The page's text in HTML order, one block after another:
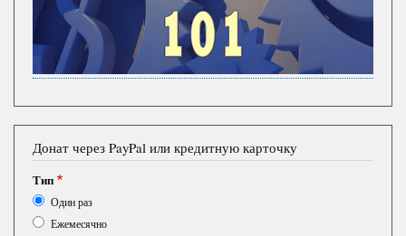
Донат через PayPal или кредитную карточку
Тип
Один раз
Ежемесячно